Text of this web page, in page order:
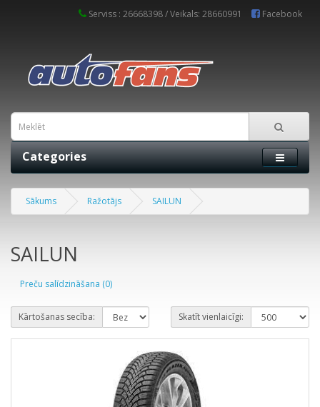
Serviss : 26668398 / Veikals: 28660991 Facebook
Categories
Sākums Ražotājs SAILUN
SAILUN
Preču salīdzināšana (0)
Kārtošanas secība: Skatīt vienlaicīgi: